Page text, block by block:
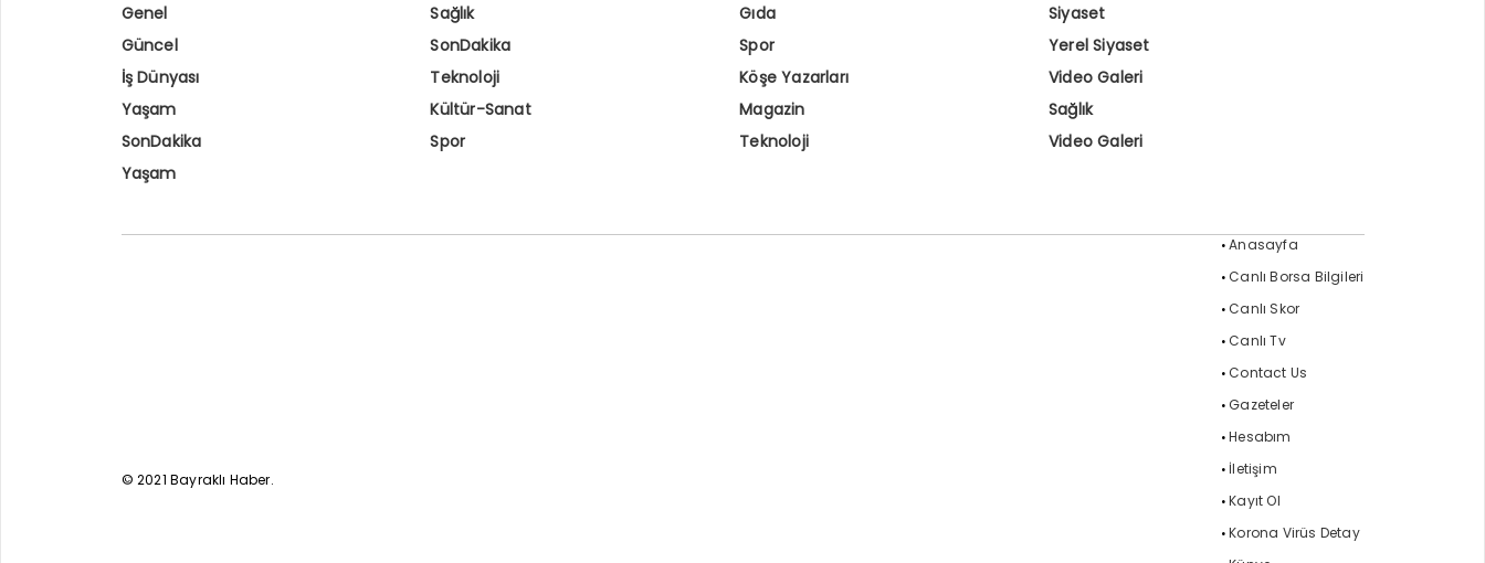
Genel
Sağlık Gıda
Siyaset
Güncel
SonDakika Spor
Yerel Siyaset
İş Dünyası
Teknoloji Köşe Yazarları
Video Galeri
Yaşam
Kültür-Sanat Magazin
Sağlık
SonDakika
Spor Teknoloji
Video Galeri
Yaşam
© 2021 Bayraklı Haber.
Anasayfa
Canlı Borsa Bilgileri
Canlı Skor
Canlı Tv
Contact Us
Gazeteler
Hesabım
İletişim
Kayıt Ol
Korona Virüs Detay